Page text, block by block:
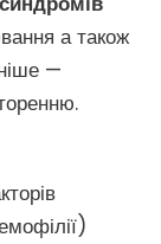
а також
—